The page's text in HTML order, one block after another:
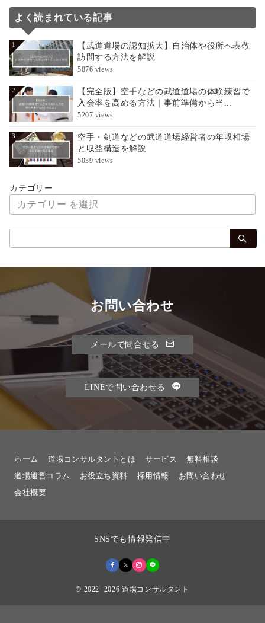
よく読まれている記事
1
【武道道場の認知拡大】自治体や役所へ表敬
訪問する方法を解説
5876 views
2
【完全版】空手などの武道道場の体験練習で
入会率を高める方法｜事前準備から当...
5207 views
3
空手・剣道などの武道道場経営者の年収相場
と収益構造を解説
5039 views
カテゴリー
索：
お問い合わせ
メールで問合せる
LINEで問い合わせる
ホーム 道場コンサルタントとは サービス
無料相談
道場運営コラム
お役立ち資料 採用情報
お問い合わせ
会社概要
SNSでも情報発信中
© 2022−2026 道場コンサルタント